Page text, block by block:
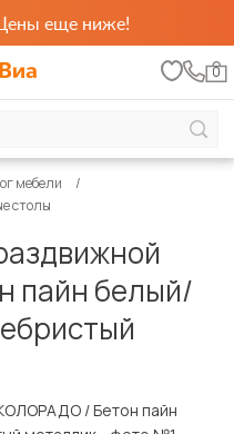
Цены еще ниже!
0
мебели
столы
пайн белый/